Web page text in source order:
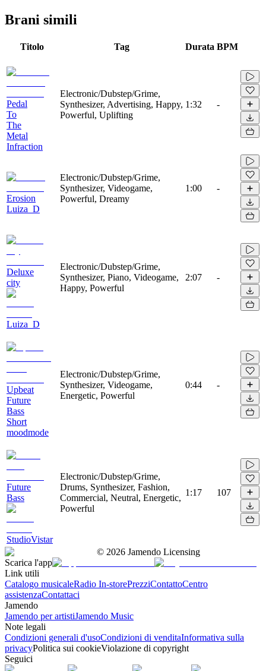
Brani simili
Titolo Tag Durata BPM
Pedal
To
The
Metal
Infraction
Electronic/Dubstep/Grime,
Synthesizer, Advertising, Happy,
Powerful, Uplifting
1:32 -
Erosion
Luiza_D
Electronic/Dubstep/Grime,
Synthesizer, Videogame,
Powerful, Dreamy
1:00 -
Deluxe
city
Luiza_D
Electronic/Dubstep/Grime,
Synthesizer, Piano, Videogame,
Happy, Powerful
2:07 -
Upbeat
Future
Bass
Short
moodmode
Electronic/Dubstep/Grime,
Synthesizer, Videogame,
Energetic, Powerful
0:44 -
Future
Bass
StudioVistar
Electronic/Dubstep/Grime,
Drums, Synthesizer, Fashion,
Commercial, Neutral, Energetic,
Powerful
1:17 107
© 2026 Jamendo Licensing
Scarica l'app
Link utili
Catalogo musicaleRadio In-storePrezziContattoCentro
assistenzaContattaci
Jamendo
Jamendo per artistiJamendo Music
Note legali
Condizioni generali d'usoCondizioni di venditaInformativa sulla
privacyPolitica sui cookieViolazione di copyright
Seguici